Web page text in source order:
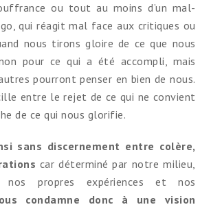
ou tout au moins d’un mal-
qui réagit mal face aux critiques ou
nous tirons gloire de ce que nous
pour ce qui a été accompli, mais
pourront penser en bien de nous.
entre le rejet de ce qui ne convient
de ce qui nous glorifie.
sans discernement entre colère,
car déterminé par notre milieu,
nos propres expériences et nos
condamne donc à une vision